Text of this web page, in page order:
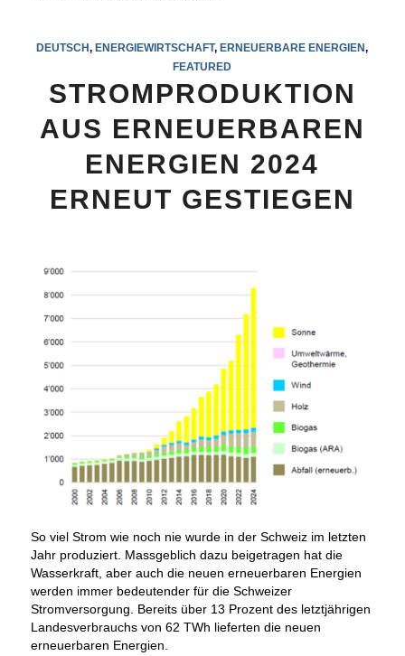
DEUTSCH,ENERGIEWIRTSCHAFT,ERNEUERBARE ENERGIEN,
FEATURED
STROMPRODUKTION
AUS ERNEUERBAREN
ENERGIEN 2024
ERNEUT GESTIEGEN
So viel Strom wie noch nie wurde in der Schweiz im letzten
Jahr produziert. Massgeblich dazu beigetragen hat die
Wasserkraft, aber auch die neuen erneuerbaren Energien
werden immer bedeutender für die Schweizer
Stromversorgung. Bereits über 13 Prozent des letztjährigen
Landesverbrauchs von 62 TWh lieferten die neuen
erneuerbaren Energien.